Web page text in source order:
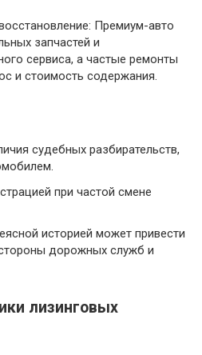
Премиум-авто
запчастей и
сервиса, а частые ремонты
и стоимость содержания.
судебных разбирательств,
при частой смене
историей может привести
дорожных служб и
лизинговых